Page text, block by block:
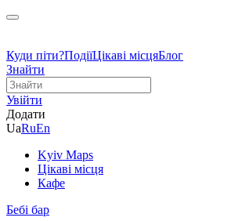
Куди піти?ПодіїЦікаві місцяБлог
Знайти
Увійти
Додати
UaRuEn
Kyiv Maps
Цікаві місця
Кафе
Бебі бар